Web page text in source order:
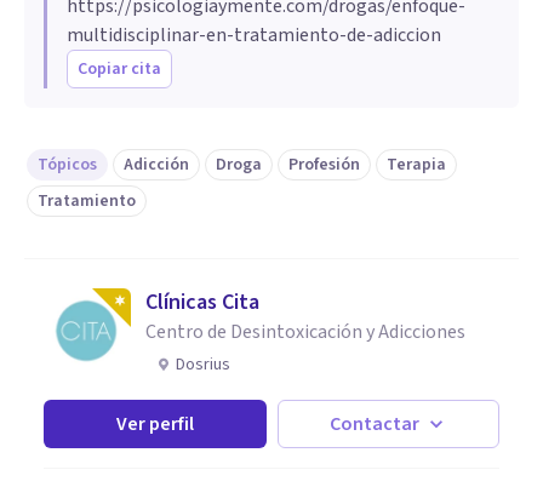
https://psicologiaymente.com/drogas/enfoque-
multidisciplinar-en-tratamiento-de-adiccion
Copiar cita
Tópicos Adicción Droga Profesión
Terapia
Tratamiento
Clínicas Cita
Centro de Desintoxicación y Adicciones
Dosrius
Ver perfil Contactar